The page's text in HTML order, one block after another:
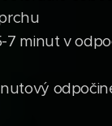
7 minut v